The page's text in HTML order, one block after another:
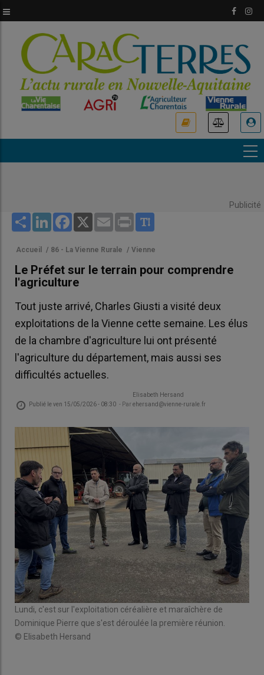
au
principal
Publicité
Share LinkedInFacebook
X Email Print
Accueil / 86 - La Vienne Rurale / Vienne
Le Préfet sur le terrain pour comprendre
l'agriculture
Tout juste arrivé, Charles Giusti a visité deux
exploitations de la Vienne cette semaine. Les élus
de la chambre d'agriculture lui ont présenté
l'agriculture du département, mais aussi ses
difficultés actuelles.
Publié leven 15/05/2026 - 08:30 - Par
Elisabeth Hersand
ehersand@vienne-rurale.fr
Lundi, c'est sur l'exploitation céréalière et maraîchère de
Dominique Pierre que s'est déroulée la première réunion.
© Elisabeth Hersand